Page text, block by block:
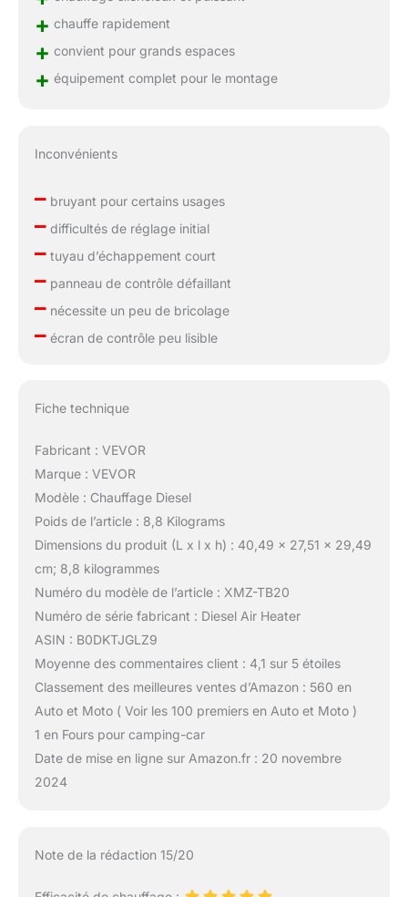
+ chauffe rapidement
+ convient pour grands espaces
+ équipement complet pour le montage
Inconvénients
–bruyant pour certains usages
–difficultés de réglage initial
–tuyau d’échappement court
–panneau de contrôle défaillant
–nécessite un peu de bricolage
–écran de contrôle peu lisible
Fiche technique
Fabricant : VEVOR
Marque : VEVOR
Modèle : Chauffage Diesel
Poids de l’article : 8,8 Kilograms
Dimensions du produit (L x l x h) : 40,49 x 27,51 x 29,49
cm; 8,8 kilogrammes
Numéro du modèle de l’article : XMZ-TB20
Numéro de série fabricant : Diesel Air Heater
ASIN : B0DKTJGLZ9
Moyenne des commentaires client : 4,1 sur 5 étoiles
Classement des meilleures ventes d’Amazon : 560 en
Auto et Moto ( Voir les 100 premiers en Auto et Moto )
1 en Fours pour camping-car
Date de mise en ligne sur Amazon.fr : 20 novembre
2024
Note de la rédaction 15/20